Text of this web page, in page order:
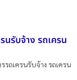
นรับจ้าง รถเครน
รถเครนรับจ้าง รถเครน